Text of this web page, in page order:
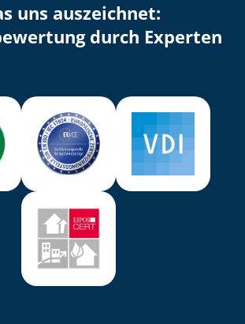
uns auszeichnet:
durch Experten